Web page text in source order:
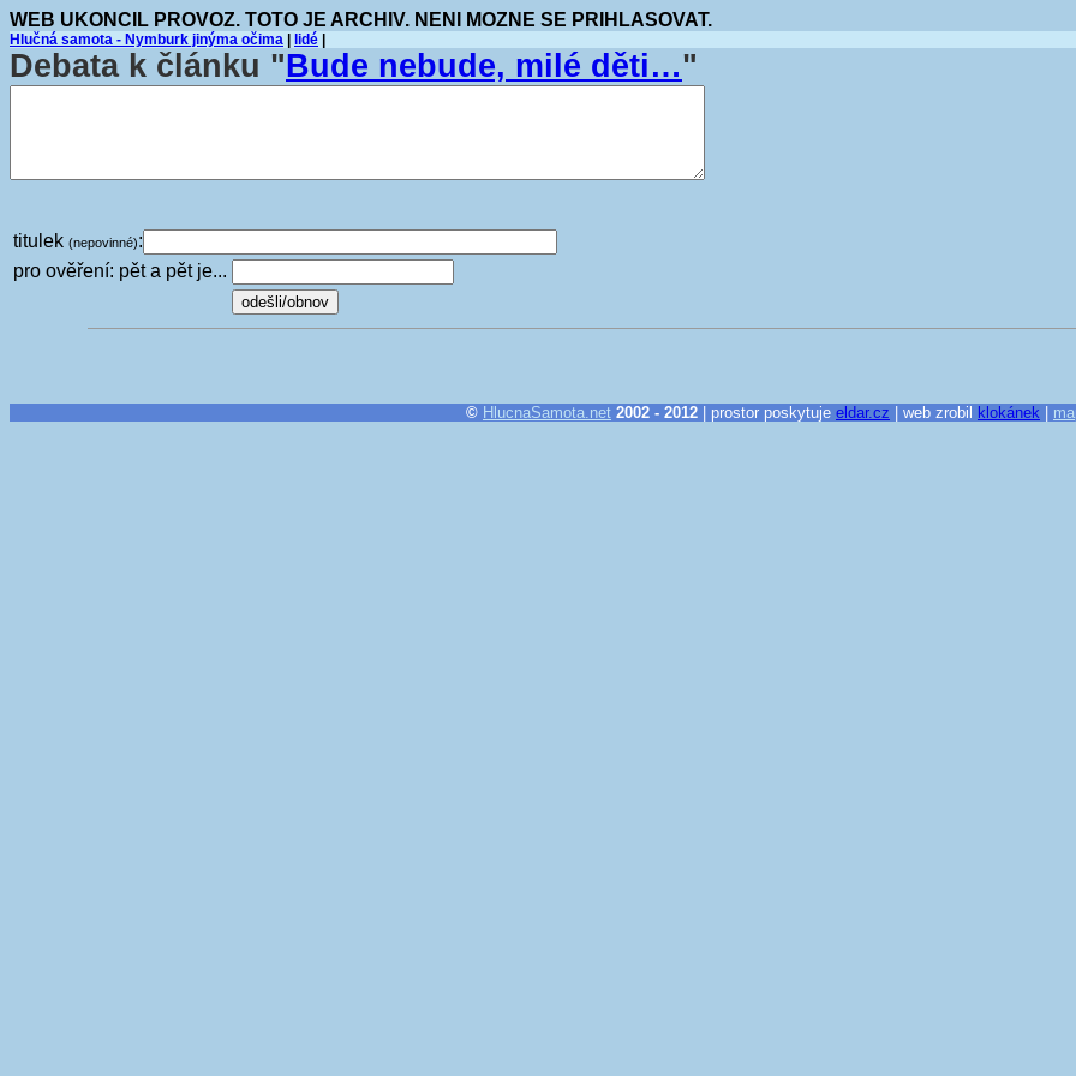
WEB UKONCIL PROVOZ. TOTO JE ARCHIV. NENI MOZNE SE PRIHLASOVAT.
Hlučná samota - Nymburk jinýma očima lidé
Debata k článku "Bude nebude, milé děti…"
titulek (nepovinné):
pro ověření: pět a pět je...
© HlucnaSamota.net 2002 - 2012 | prostor poskytuje eldar.cz | web zrobil klokánek